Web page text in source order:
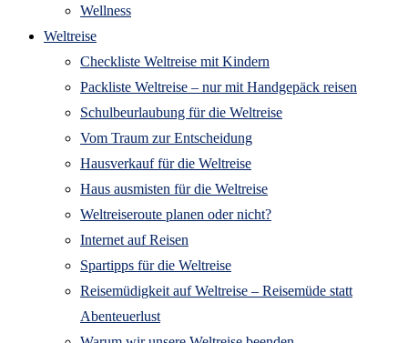
Wellness
Weltreise
Checkliste Weltreise mit Kindern
Packliste Weltreise – nur mit Handgepäck reisen
Schulbeurlaubung für die Weltreise
Vom Traum zur Entscheidung
Hausverkauf für die Weltreise
Haus ausmisten für die Weltreise
Weltreiseroute planen oder nicht?
Internet auf Reisen
Spartipps für die Weltreise
Reisemüdigkeit auf Weltreise – Reisemüde statt
Abenteuerlust